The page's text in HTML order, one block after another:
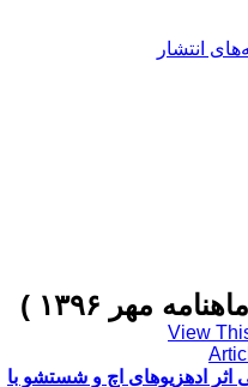
انتشار
ادهزیوهای اچ و شستشو با